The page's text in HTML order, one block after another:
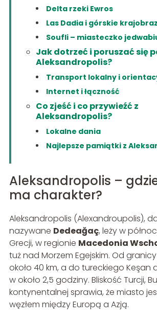
Delta rzeki Ewros
Las Dadia i górskie
Soufli – miasteczko
Jak dotrzeć i poruszać się
Aleksandropolis?
Transport lokalny i
Internet i łączność
Co zjeść i co przywieźć z
Aleksandropolis?
Lokalne dania
Najlepsze pamiątki z
Aleksandropolis –
ma charakter?
Aleksandropolis (Alexandroupolis),
nazywane Dedeağaç, leży w
Grecji, w regionie Macedonia
tuż nad Morzem Egejskim. Od
około 40 km, a do tureckiego Keşan
w około 2,5 godziny. Bliskość Turcji,
kontynentalnej sprawia, że miasto
węzłem między Europą a Azją.